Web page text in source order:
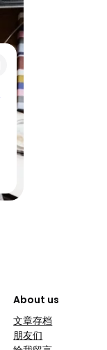
About us
文章存档
朋友们